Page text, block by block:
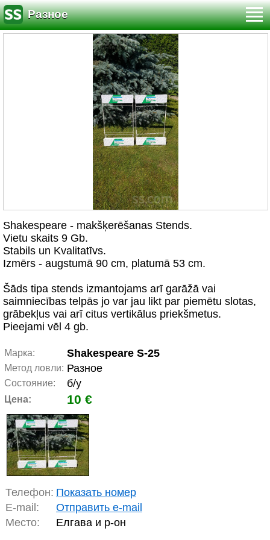
Разное
Shakespeare - makšķerēšanas Stends.
Vietu skaits 9 Gb.
Stabils un Kvalitatīvs.
Izmērs - augstumā 90 cm, platumā 53 cm.
Šāds tipa stends izmantojams arī garāžā vai
saimniecības telpās jo var jau likt par piemētu slotas,
grābekļus vai arī citus vertikālus priekšmetus.
Pieejami vēl 4 gb.
Марка: Shakespeare S-25
Метод ловли: Разное
Состояние: б/у
Цена: 10 €
Телефон: Показать номер
E-mail:
Отправить e-mail
Место:
Елгава и р-он